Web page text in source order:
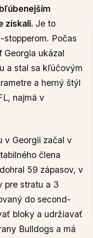
získali. Je to
Počas
Georgia ukázal
a stal sa kľúčovým
a herný štýl
najmä v
v Georgii začal v
člena
59 zápasov, v
pre stratu a 3
do second-
bloky a udržiavať
Bulldogs a má